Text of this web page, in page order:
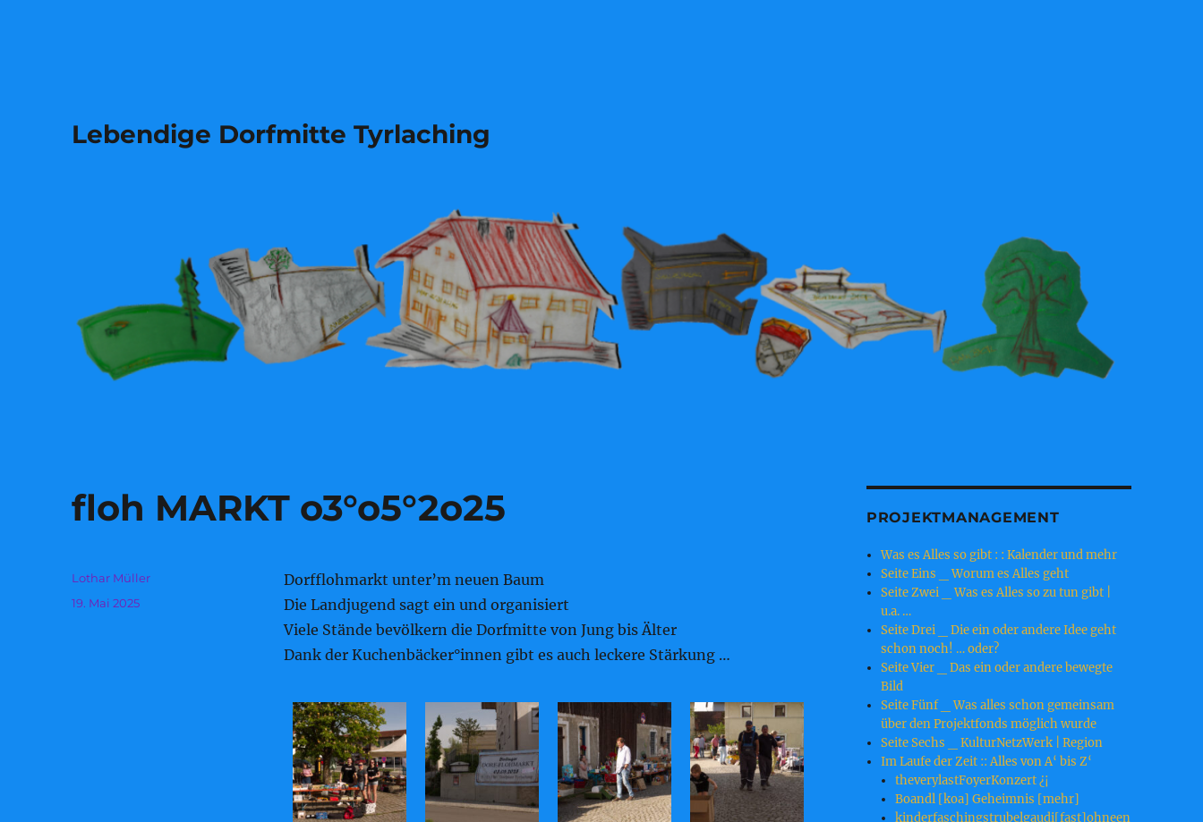
Lebendige Dorfmitte Tyrlaching
floh MARKT o3°o5°2o25
Dorfflohmarkt unter’m neuen Baum
Die Landjugend sagt ein und organisiert
Viele Stände bevölkern die Dorfmitte von Jung bis Älter
Dank der Kuchenbäcker°innen gibt es auch leckere Stärkung …
Autor
Lothar Müller
Veröffentlicht
19. Mai 2025
PROJEKTMANAGEMENT
Was es Alles so gibt : : Kalender und mehr
Seite Eins _ Worum es Alles geht
Seite Zwei _ Was es Alles so zu tun gibt |
u.a. …
Seite Drei _ Die ein oder andere Idee geht
schon noch! … oder?
Seite Vier _ Das ein oder andere bewegte
Bild
Seite Fünf _ Was alles schon gemeinsam
über den Projektfonds möglich wurde
Seite Sechs _ KulturNetzWerk | Region
Im Laufe der Zeit :: Alles von A‘ bis Z‘
theverylastFoyerKonzert ¿¡
Boandl [koa] Geheimnis [mehr]
kinderfaschingstrubelgaudi[fast]ohneen